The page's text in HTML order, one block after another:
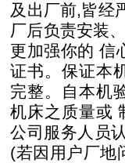
及出厂前,皆经
厂后负责安装
更加强你的信
证书。保证本
完整。自本机
机床之质量或
公司服务人员
(若因用户厂地